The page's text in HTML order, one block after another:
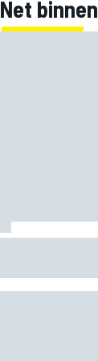
Net binnen